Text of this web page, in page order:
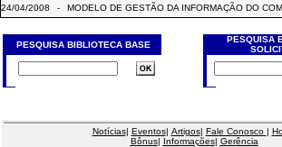
24/04/2008
- MODELO DE GESTÃO DA INFORMAÇÃO DO
PESQUISA BIBLIOTECA BASE
PESQUISA
Notícias| Eventos| Artigos| Fale Conosco |
Bônus| Informações| Gerência